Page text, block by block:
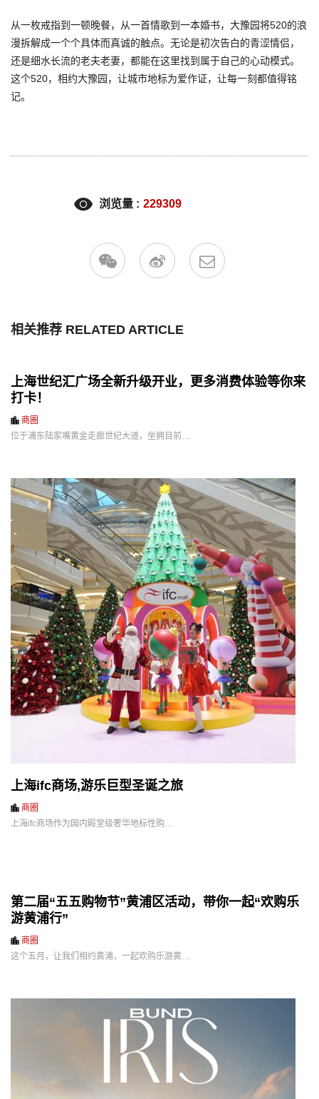
从一枚戒指到一顿晚餐，从一首情歌到一本婚书，大豫园将520的浪
漫拆解成一个个具体而真诚的触点。无论是初次告白的青涩情侣，
还是细水长流的老夫老妻，都能在这里找到属于自己的心动模式。
这个520，相约大豫园，让城市地标为爱作证，让每一刻都值得铭
记。
浏览量 : 229309
相关推荐 RELATED ARTICLE
上海世纪汇广场全新升级开业，更多消费体验等你来
打卡！
商圈
位于浦东陆家嘴黄金走廊世纪大道，坐拥目前…
上海ifc商场,游乐巨型圣诞之旅
商圈
上海ifc商场作为国内殿堂级奢华地标性购…
第二届“五五购物节”黄浦区活动，带你一起“欢购乐
游黄浦行”
商圈
这个五月，让我们相约黄浦，一起欢购乐游黄…